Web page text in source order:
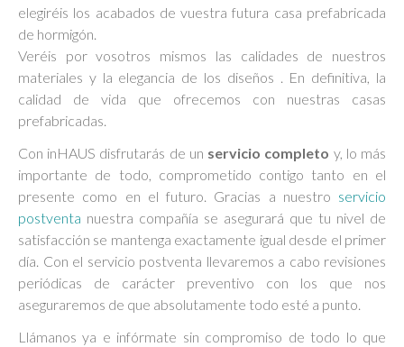
elegiréis los acabados de vuestra futura casa prefabricada
de hormigón.
Veréis por vosotros mismos las calidades de nuestros
materiales y la elegancia de los diseños . En definitiva, la
calidad de vida que ofrecemos con nuestras casas
prefabricadas.
Con inHAUS disfrutarás de un servicio completo y, lo más
importante de todo, comprometido contigo tanto en el
presente como en el futuro. Gracias a nuestro servicio
postventa nuestra compañía se asegurará que tu nivel de
satisfacción se mantenga exactamente igual desde el primer
día. Con el servicio postventa llevaremos a cabo revisiones
periódicas de carácter preventivo con los que nos
aseguraremos de que absolutamente todo esté a punto.
Llámanos ya e infórmate sin compromiso de todo lo que